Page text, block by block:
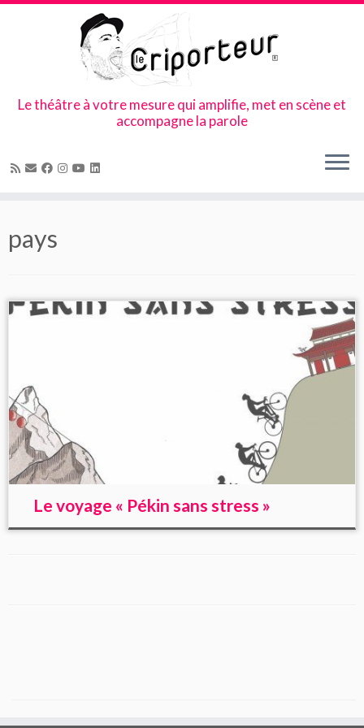
content
Le théâtre à votre mesure qui amplifie, met en scène et
accompagne la parole
pays
Le voyage « Pékin sans stress »